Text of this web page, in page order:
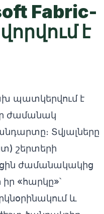
Fabric-
է
պատկերվում է
ժամանակ
Տվյալները
շերտերի
ժամանակակից
«հարկը»՝
և